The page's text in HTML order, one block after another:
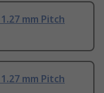
mm Pitch
mm Pitch